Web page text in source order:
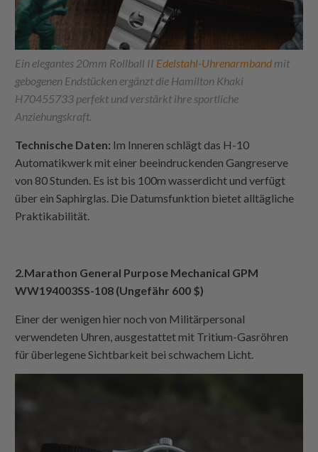
Ein elegantes 20mm Rollball II Edelstahl-Uhrenarmband mit
gebogenen Endstücken ergänzt die Hamilton Khaki
H70455733 perfekt und verstärkt ihre sportliche
Anziehungskraft.
Technische Daten: Im Inneren schlägt das H-10
Automatikwerk mit einer beeindruckenden Gangreserve
von 80 Stunden. Es ist bis 100m wasserdicht und verfügt
über ein Saphirglas. Die Datumsfunktion bietet alltägliche
Praktikabilität.
2.Marathon General Purpose Mechanical GPM
WW194003SS-108 (Ungefähr 600 $)
Einer der wenigen hier noch von Militärpersonal
verwendeten Uhren, ausgestattet mit Tritium-Gasröhren
für überlegene Sichtbarkeit bei schwachem Licht.